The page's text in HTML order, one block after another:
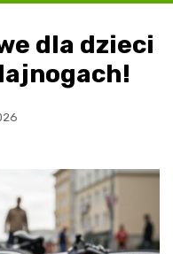
dla dzieci